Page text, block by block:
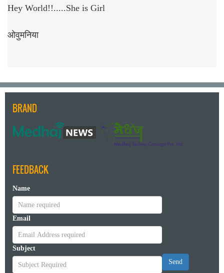
Hey World!!.....She is Girl
ओवुमनिया
BRAND
FEEDBACK
Name
Email
Subject
Send